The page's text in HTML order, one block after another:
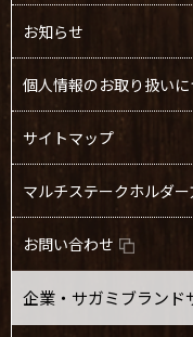
お知らせ
個人情報のお取り扱いに
サイトマップ
マルチステークホルダー
お問い合わせ
企業・サガミブランド